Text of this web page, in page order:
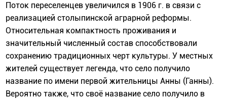
Поток переселенцев увеличился в 1906 г. в связи с
реализацией столыпинской аграрной реформы.
Относительная компактность проживания и
значительный численный состав способствовали
сохранению традиционных черт культуры. У местных
жителей существует легенда, что село получило
название по имени первой жительницы Анны (Ганны).
Вероятно также, что своё название село получило в